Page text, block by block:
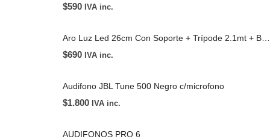
$590 IVA inc.
$690 IVA inc.
Audifono JBL Tune 500 Negro c/microfono
$1.800 IVA inc.
AUDIFONOS PRO 6